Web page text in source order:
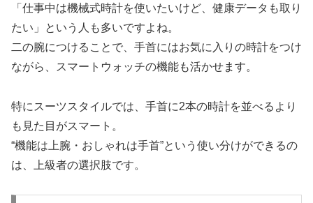
「仕事中は機械式時計を使いたいけど、健康データも取り
たい」という人も多いですよね。
二の腕につけることで、手首にはお気に入りの時計をつけ
ながら、スマートウォッチの機能も活かせます。
特にスーツスタイルでは、手首に2本の時計を並べるより
も見た目がスマート。
“機能は上腕・おしゃれは手首”という使い分けができるの
は、上級者の選択肢です。